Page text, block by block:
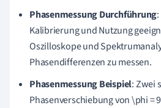
Phasenmessung Durchführung
Kalibrierung und Nutzung
Oszilloskope und
Phasendifferenzen zu messen.
Phasenmessung Beispiel: Zwei
Phasenverschiebung von \phi =